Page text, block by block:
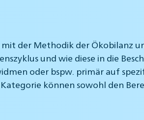
mit der Methodik der
und wie diese in die
oder bspw. primär auf
können sowohl den